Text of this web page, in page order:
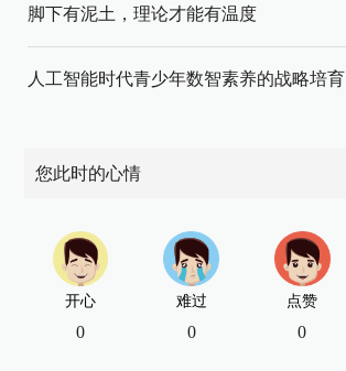
脚下有泥土，理论才能有温度
人工智能时代青少年数智素养的战略培育
您此时的心情
开心
0
难过
0
点赞
0